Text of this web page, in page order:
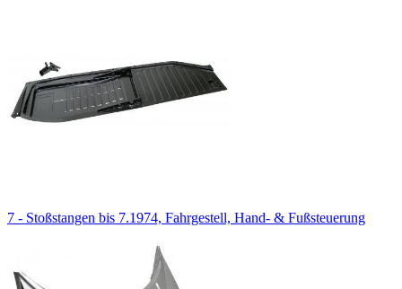
7 - Stoßstangen bis 7.1974, Fahrgestell, Hand- & Fußsteuerung